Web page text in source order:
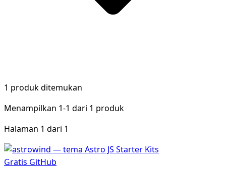
1 produk ditemukan
Menampilkan 1-1 dari 1 produk
Halaman 1 dari 1
Gratis GitHub